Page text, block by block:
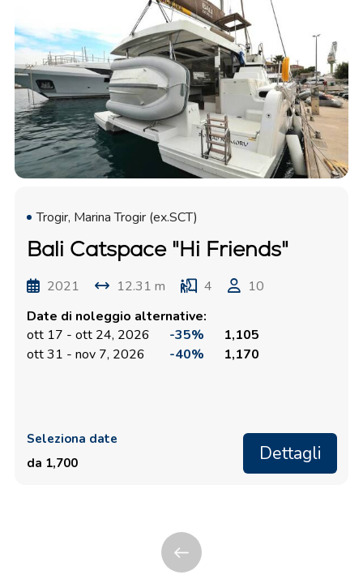
Trogir, Marina Trogir (ex.SCT)
Bali Catspace "Hi Friends"
2021 12.31 m 4
10
Date di noleggio alternative:
ott 17 - ott 24, 2026
-35%
1,105
ott 31 - nov 7, 2026
-40% 1,170
Seleziona date
da 1,700
Dettagli